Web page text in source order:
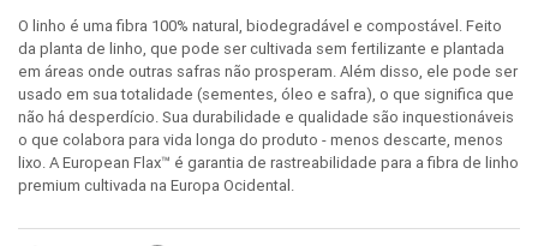
O linho é uma fibra 100% natural, biodegradável e compostável. Feito
da planta de linho, que pode ser cultivada sem fertilizante e plantada
em áreas onde outras safras não prosperam. Além disso, ele pode ser
usado em sua totalidade (sementes, óleo e safra), o que significa que
não há desperdício. Sua durabilidade e qualidade são inquestionáveis
o que colabora para vida longa do produto - menos descarte, menos
lixo. A European Flax™ é garantia de rastreabilidade para a fibra de linho
premium cultivada na Europa Ocidental.